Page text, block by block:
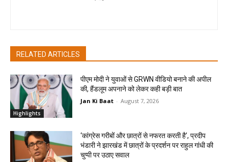
RELATED ARTICLES
Highlights
पीएम मोदी ने युवाओं से GRWN वीडियो बनाने की अपील
की, हैंडलूम अपनाने को लेकर कही बड़ी बात
Jan Ki Baat - August 7, 2026
‘कांग्रेस गरीबों और छात्रों से नफरत करती है’, प्रदीप
भंडारी ने झारखंड में छात्रों के प्रदर्शन पर राहुल गांधी की
चुप्पी पर उठाए सवाल